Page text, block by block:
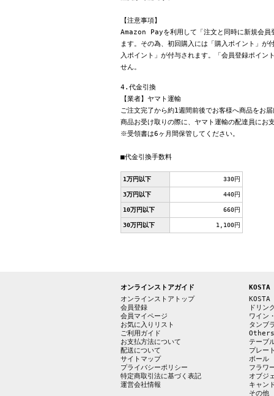
【注意事項】
Amazon Payを利用して「注文と同時に新規会
ます。その為、初回購入には「購入ポイント」
入ポイント」が付与されます。「会員登録ポイン
せん。
4.代金引換
【業者】ヤマト運輸
ご注文完了から約1週間前後でお客様へ商品をお
商品お受け取りの際に、ヤマト運輸の配達員にお
※受領書は6ヶ月間保管してください。
■代金引換手数料
1万円以下 330円
3万円以下 440円
10万円以下 660円
30万円以下 1,100円
オンラインストアガイド
オンラインストアトップ
会員登録
会員マイページ
お気に入りリスト
ご利用ガイド
お支払方法について
配送について
サイトマップ
プライバシーポリシー
特定商取引法に基づく表記
運営会社情報
KOSTA
KOSTA
ドリン
ワイン
タンブ
Others
テーブ
プレー
ボール
フラワ
オブジ
キャン
その他